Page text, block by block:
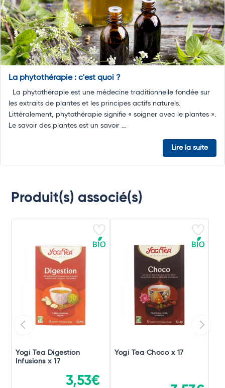
La phytothérapie : c'est quoi ?
La phytothérapie est une médecine traditionnelle fondée sur
les extraits de plantes et les principes actifs naturels.
Littéralement, phytothérapie signifie « soigner avec le plantes ».
Le savoir des plantes est un savoir ...
Lire la suite
Produit(s) associé(s)
Yogi Tea Digestion
Infusions x 17
3,53€
Yogi Tea Choco x 17